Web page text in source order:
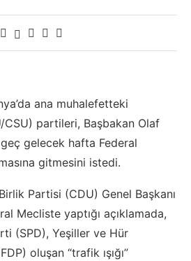
ana muhalefetteki
partileri, Başbakan Olaf
gelecek hafta Federal
gitmesini istedi.
Partisi (CDU) Genel Başkanı
Mecliste yaptığı açıklamada,
(SPD), Yeşiller ve Hür
oluşan “trafik ışığı”